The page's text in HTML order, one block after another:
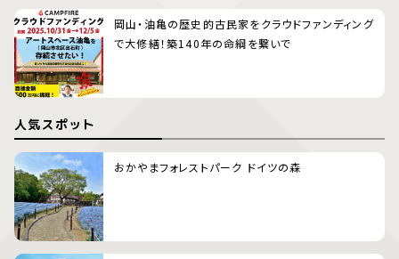
岡山・油亀の歴史的古民家をクラウドファンディング
で大修繕！築140年の命綱を繋いで
人気スポット
おかやまフォレストパーク ドイツの森